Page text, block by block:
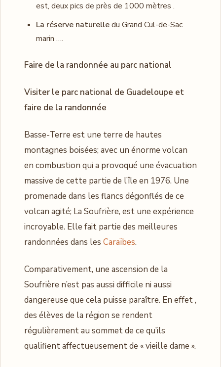
est, deux pics de près de 1000 mètres .
La réserve naturelledu Grand Cul-de-Sac
marin ….
Faire de la randonnée au parc national
Visiter le parc national de Guadeloupe et
faire de la randonnée
Basse-Terre est une terre de hautes
montagnes boisées; avec un énorme volcan
en combustion qui a provoqué une évacuation
massive de cette partie de l’île en 1976. Une
promenade dans les flancs dégonflés de ce
volcan agité; La Soufrière, est une expérience
incroyable. Elle fait partie des meilleures
randonnées dans les Caraïbes.
Comparativement, une ascension de la
Soufrière n’est pas aussi difficile ni aussi
dangereuse que cela puisse paraître. En effet ,
des élèves de la région se rendent
régulièrement au sommet de ce qu’ils
qualifient affectueusement de « vieille dame ».